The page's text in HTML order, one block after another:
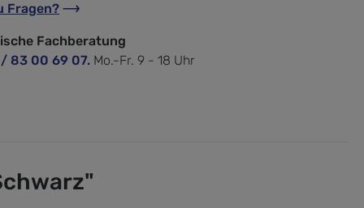
Fragen?
Fachberatung
83 00 69 07. Mo.-Fr. 9 - 18 Uhr